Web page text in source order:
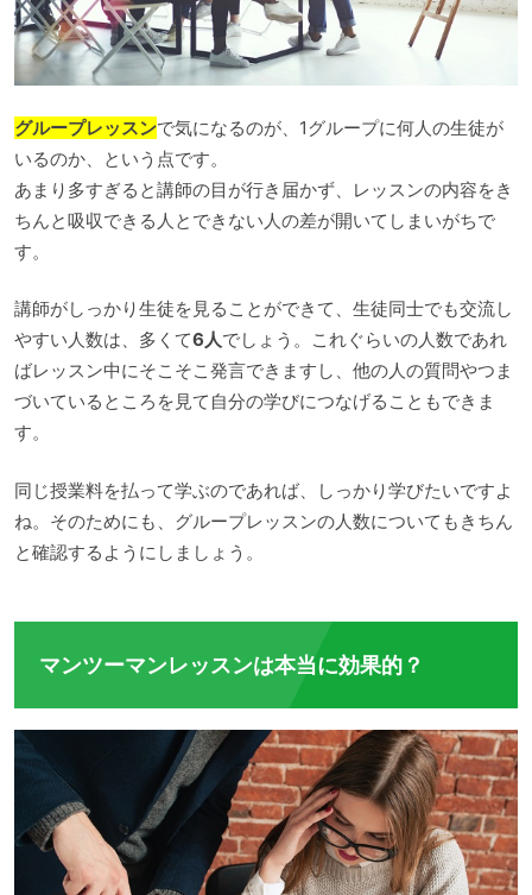
グループレッスンで気になるのが、1グループに何人の生徒が
いるのか、という点です。
あまり多すぎると講師の目が行き届かず、レッスンの内容をき
ちんと吸収できる人とできない人の差が開いてしまいがちで
す。
講師がしっかり生徒を見ることができて、生徒同士でも交流し
やすい人数は、多くて6人でしょう。これぐらいの人数であれ
ばレッスン中にそこそこ発言できますし、他の人の質問やつま
づいているところを見て自分の学びにつなげることもできま
す。
同じ授業料を払って学ぶのであれば、しっかり学びたいですよ
ね。そのためにも、グループレッスンの人数についてもきちん
と確認するようにしましょう。
マンツーマンレッスンは本当に効果的？